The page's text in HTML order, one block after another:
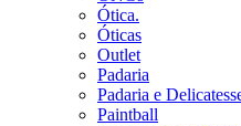
Ótica.
Óticas
Outlet
Padaria
Padaria e
Paintball